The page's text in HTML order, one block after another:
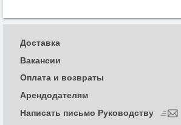
Доставка
Вакансии
Оплата и возвраты
Арендодателям
Написать письмо Руководству